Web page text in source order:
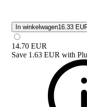
In winkelwagen16.33
14.70 EUR
Save 1.63 EUR with